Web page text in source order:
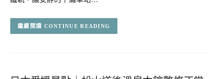
CONTINUE READING